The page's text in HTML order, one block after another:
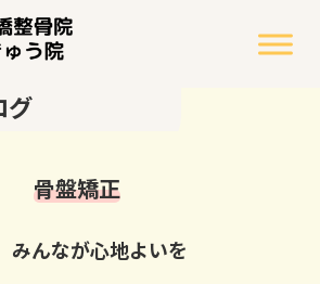
グ
骨盤矯正
みんなが心地よいを